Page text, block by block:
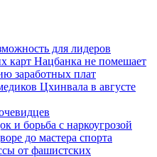
для лидеров
карт Нацбанка не помешает
заработных плат
Цхинвала в августе
и борьба с наркоугрозой
до мастера спорта
от фашистских